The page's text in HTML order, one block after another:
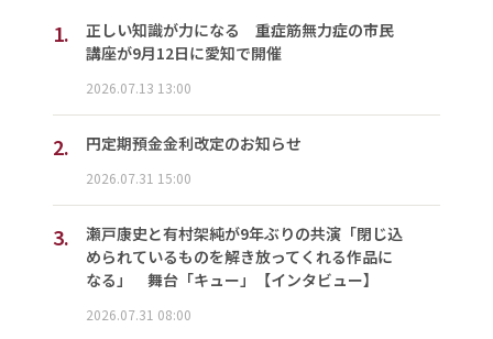
1.
正しい知識が力になる 重症筋無力症の市民
講座が9月12日に愛知で開催
2026.07.13 13:00
2. 円定期預金金利改定のお知らせ
2026.07.31 15:00
3.
瀬戸康史と有村架純が9年ぶりの共演「閉じ込
められているものを解き放ってくれる作品に
なる」 舞台「キュー」【インタビュー】
2026.07.31 08:00